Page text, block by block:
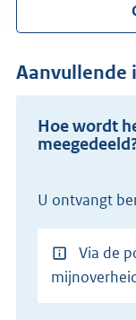
Aanvullende
Hoe wordt
U ontvangt
Via de